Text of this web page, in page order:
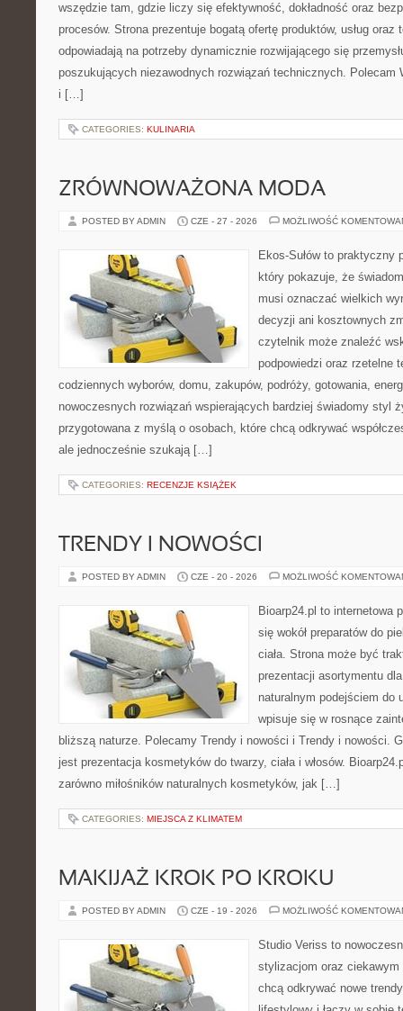
wszędzie tam, gdzie liczy się efektywność, dokładność oraz
procesów. Strona prezentuje bogatą ofertę produktów, usług oraz
odpowiadają na potrzeby dynamicznie rozwijającego się
poszukujących niezawodnych rozwiązań technicznych. Polecam
i […]
CATEGORIES: KULINARIA
ZRÓWNOWAŻONA MODA
POSTED BY ADMIN CZE - 27 - 2026 MOŻLIWOŚĆ
Ekos-Sułów to praktyczny
który pokazuje, że
musi oznaczać wielkich
decyzji ani kosztownych
czytelnik może znaleźć
podpowiedzi oraz rzetelne
codziennych wyborów, domu, zakupów, podróży, gotowania,
nowoczesnych rozwiązań wspierających bardziej świadomy styl
przygotowana z myślą o osobach, które chcą odkrywać
ale jednocześnie szukają […]
CATEGORIES: RECENZJE KSIĄŻEK
TRENDY I NOWOŚCI
POSTED BY ADMIN CZE - 20 - 2026 MOŻLIWOŚĆ
Bioarp24.pl to internetowa
się wokół preparatów do
ciała. Strona może być
prezentacji asortymentu
naturalnym podejściem do
wpisuje się w rosnące
bliższą naturze. Polecamy Trendy i nowości i Trendy i nowości.
jest prezentacja kosmetyków do twarzy, ciała i włosów.
zarówno miłośników naturalnych kosmetyków, jak […]
CATEGORIES: MIEJSCA Z KLIMATEM
MAKIJAŻ KROK PO KROKU
POSTED BY ADMIN CZE - 19 - 2026 MOŻLIWOŚĆ
Studio Veriss to
stylizacjom oraz ciekawym
chcą odkrywać nowe